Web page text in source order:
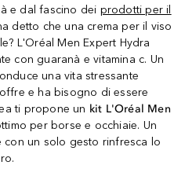
e dal fascino dei prodotti per il
detto che una crema per il viso
L'Oréal Men Expert Hydra
con guaranà e vitamina c. Un
una vita stressante
e ha bisogno di essere
ti propone un kit L'Oréal Men
per borse e occhiaie. Un
un solo gesto rinfresca lo